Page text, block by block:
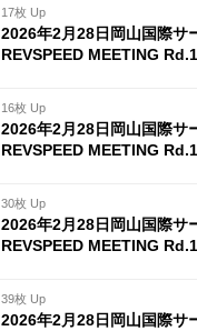
17枚 Up
2026年2月28日岡山国際サ
REVSPEED MEETING
16枚 Up
2026年2月28日岡山国際サ
REVSPEED MEETING
30枚 Up
2026年2月28日岡山国際サ
REVSPEED MEETING
39枚 Up
2026年2月28日岡山国際サ